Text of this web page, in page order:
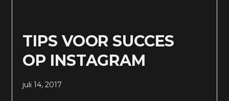
TIPS VOOR SUCCES
OP INSTAGRAM
juli 14, 2017